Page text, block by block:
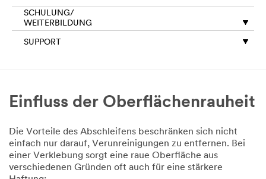
SCHULUNG/
WEITERBILDUNG
SUPPORT
Einfluss der Oberflächenrauheit
Die Vorteile des Abschleifens beschränken sich nicht
einfach nur darauf, Verunreinigungen zu entfernen. Bei
einer Verklebung sorgt eine raue Oberfläche aus
verschiedenen Gründen oft auch für eine stärkere